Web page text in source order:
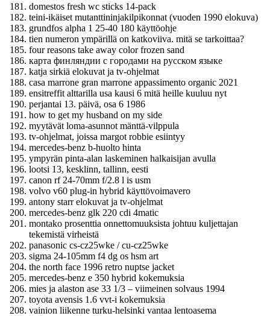
domestos fresh wc sticks 14-pack
teini-ikäiset mutanttininjakilpikonnat (vuoden 1990 elokuva)
grundfos alpha 1 25-40 180 käyttöohje
tien numeron ympärillä on katkoviiva. mitä se tarkoittaa?
four reasons take away color frozen sand
карта финляндии с городами на русском языке
katja sirkiä elokuvat ja tv-ohjelmat
casa marrone gran marrone appassimento organic 2021
ensitreffit alttarilla usa kausi 6 mitä heille kuuluu nyt
perjantai 13. päivä, osa 6 1986
how to get my husband on my side
myytävät loma-asunnot mänttä-vilppula
tv-ohjelmat, joissa margot robbie esiintyy
mercedes-benz b-huolto hinta
ympyrän pinta-alan laskeminen halkaisijan avulla
lootsi 13, kesklinn, tallinn, eesti
canon rf 24-70mm f/2.8 l is usm
volvo v60 plug-in hybrid käyttövoimavero
antony starr elokuvat ja tv-ohjelmat
mercedes-benz glk 220 cdi 4matic
montako prosenttia onnettomuuksista johtuu kuljettajan
tekemistä virheistä
panasonic cs-cz25wke / cu-cz25wke
sigma 24-105mm f4 dg os hsm art
the north face 1996 retro nuptse jacket
mercedes-benz e 350 hybrid kokemuksia
mies ja alaston ase 33 1/3 – viimeinen solvaus 1994
toyota avensis 1.6 vvt-i kokemuksia
vainion liikenne turku-helsinki vantaa lentoasema